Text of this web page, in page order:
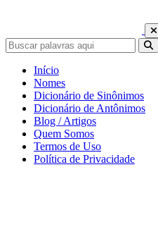
Início
Nomes
Dicionário de Sinônimos
Dicionário de Antônimos
Blog / Artigos
Quem Somos
Termos de Uso
Política de Privacidade